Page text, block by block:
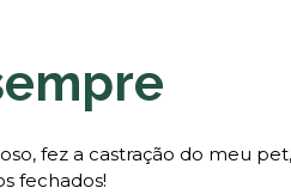
fez a castração do meu
fechados!